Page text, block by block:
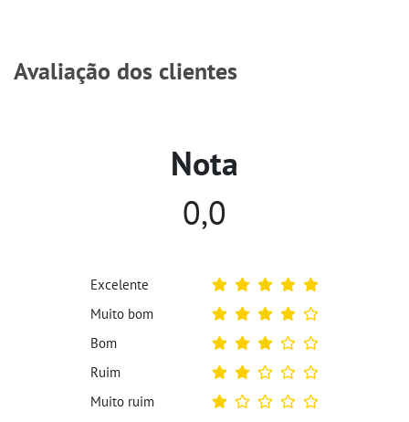
Avaliação dos clientes
Nota
0,0
Excelente
Muito bom
Bom
Ruim
Muito ruim